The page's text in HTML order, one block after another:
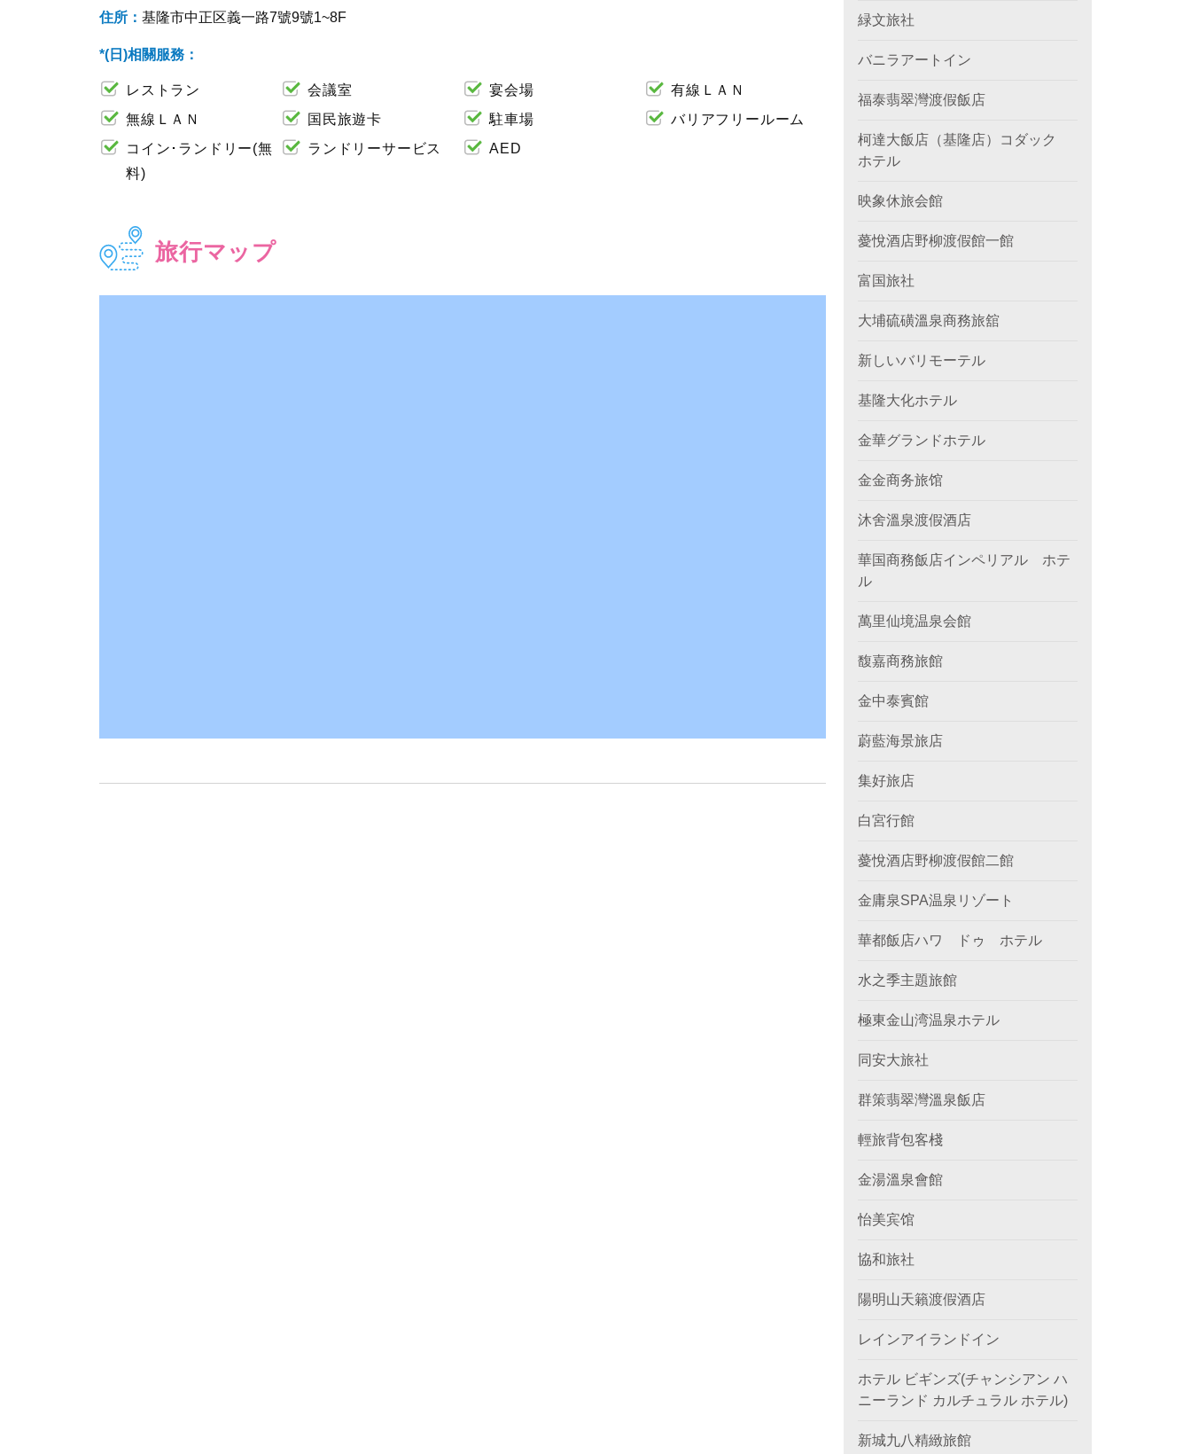
住所： 基隆市中正区義一路7號9號1~8F
*(日)相關服務：
レストラン 会議室 宴会場
有線ＬＡＮ
無線ＬＡＮ
国民旅遊卡 駐車場
バリアフリールーム
コイン･ランドリー(無
料)
ランドリーサービス AED
旅行マップ
緑文旅社
バニラアートイン
福泰翡翠灣渡假飯店
柯達大飯店（基隆店）コダック
ホテル
映象休旅会館
薆悅酒店野柳渡假館一館
富国旅社
大埔硫磺溫泉商務旅舘
新しいバリモーテル
基隆大化ホテル
金華グランドホテル
金金商务旅馆
沐舍溫泉渡假酒店
華国商務飯店インペリアル ホテ
ル
萬里仙境温泉会館
馥嘉商務旅館
金中泰賓館
蔚藍海景旅店
集好旅店
白宮行館
薆悅酒店野柳渡假館二館
金庸泉SPA温泉リゾート
華都飯店ハワ ドゥ ホテル
水之季主題旅館
極東金山湾温泉ホテル
同安大旅社
群策翡翠灣溫泉飯店
輕旅背包客棧
金湯溫泉會館
怡美宾馆
協和旅社
陽明山天籟渡假酒店
レインアイランドイン
ホテル ビギンズ(チャンシアン ハ
ニーランド カルチュラル ホテル)
新城九八精緻旅館